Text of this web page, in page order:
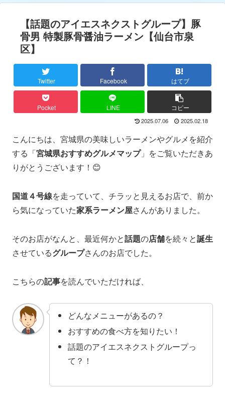
【話題のアイエスネクストグループ】豚
骨男 特製豚骨醤油ラーメン【仙台市泉
区】
Twitter Facebook はてブ
Pocket LINE コピー
2025.07.06 2025.02.18
こんにちは、宮城県の美味しいラーメンやグルメを紹介
する「宮城県おすすめグルメマップ」をご覧いただきあ
りがとうございます！😊
国道４号線を走っていて、チラッと見えるお店で、前か
ら気になっていた家系ラーメン屋さんがありました。
そのお店がなんと、最近何かと話題の店舗を続々と誕生
させているグループさんのお店でした。
こちらの記事を読んでいただければ、
どんなメニューがあるの？
おすすめの食べ方を知りたい！
話題のアイエスネクストグループっ
て？！